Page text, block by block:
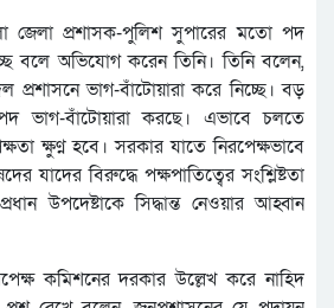
জেলা প্রশাসক-পুলিশ সুপারের মতো পদ
বলে অভিযোগ করেন তিনি। তিনি বলেন,
প্রশাসনে ভাগ-বাঁটোয়ারা করে নিচ্ছে। বড়
ভাগ-বাঁটোয়ারা করছে। এভাবে চলতে
ক্ষুণ্ন হবে। সরকার যাতে নিরপেক্ষভাবে
যাদের বিরুদ্ধে পক্ষপাতিত্বের সংশ্লিষ্টতা
উপদেষ্টাকে সিদ্ধান্ত নেওয়ার আহ্বান
কমিশনের দরকার উল্লেখ করে নাহিদ